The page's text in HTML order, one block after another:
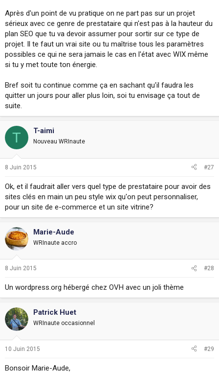
Après d'un point de vu pratique on ne part pas sur un projet
sérieux avec ce genre de prestataire qui n'est pas à la hauteur du
plan SEO que tu va devoir assumer pour sortir sur ce type de
projet. Il te faut un vrai site ou tu maîtrise tous les paramètres
possibles ce qui ne sera jamais le cas en l'état avec WIX même
si tu y met toute ton énergie.
Bref soit tu continue comme ça en sachant qu'il faudra les
quitter un jours pour aller plus loin, soi tu envisage ça tout de
suite.
T T-aimi
Nouveau WRInaute
8 Juin 2015 #27
Ok, et il faudrait aller vers quel type de prestataire pour avoir des
sites clés en main un peu style wix qu'on peut personnaliser,
pour un site de e-commerce et un site vitrine?
Marie-Aude
WRInaute accro
8 Juin 2015 #28
Un wordpress.org hébergé chez OVH avec un joli thème
Patrick Huet
WRInaute occasionnel
10 Juin 2015 #29
Bonsoir Marie-Aude,